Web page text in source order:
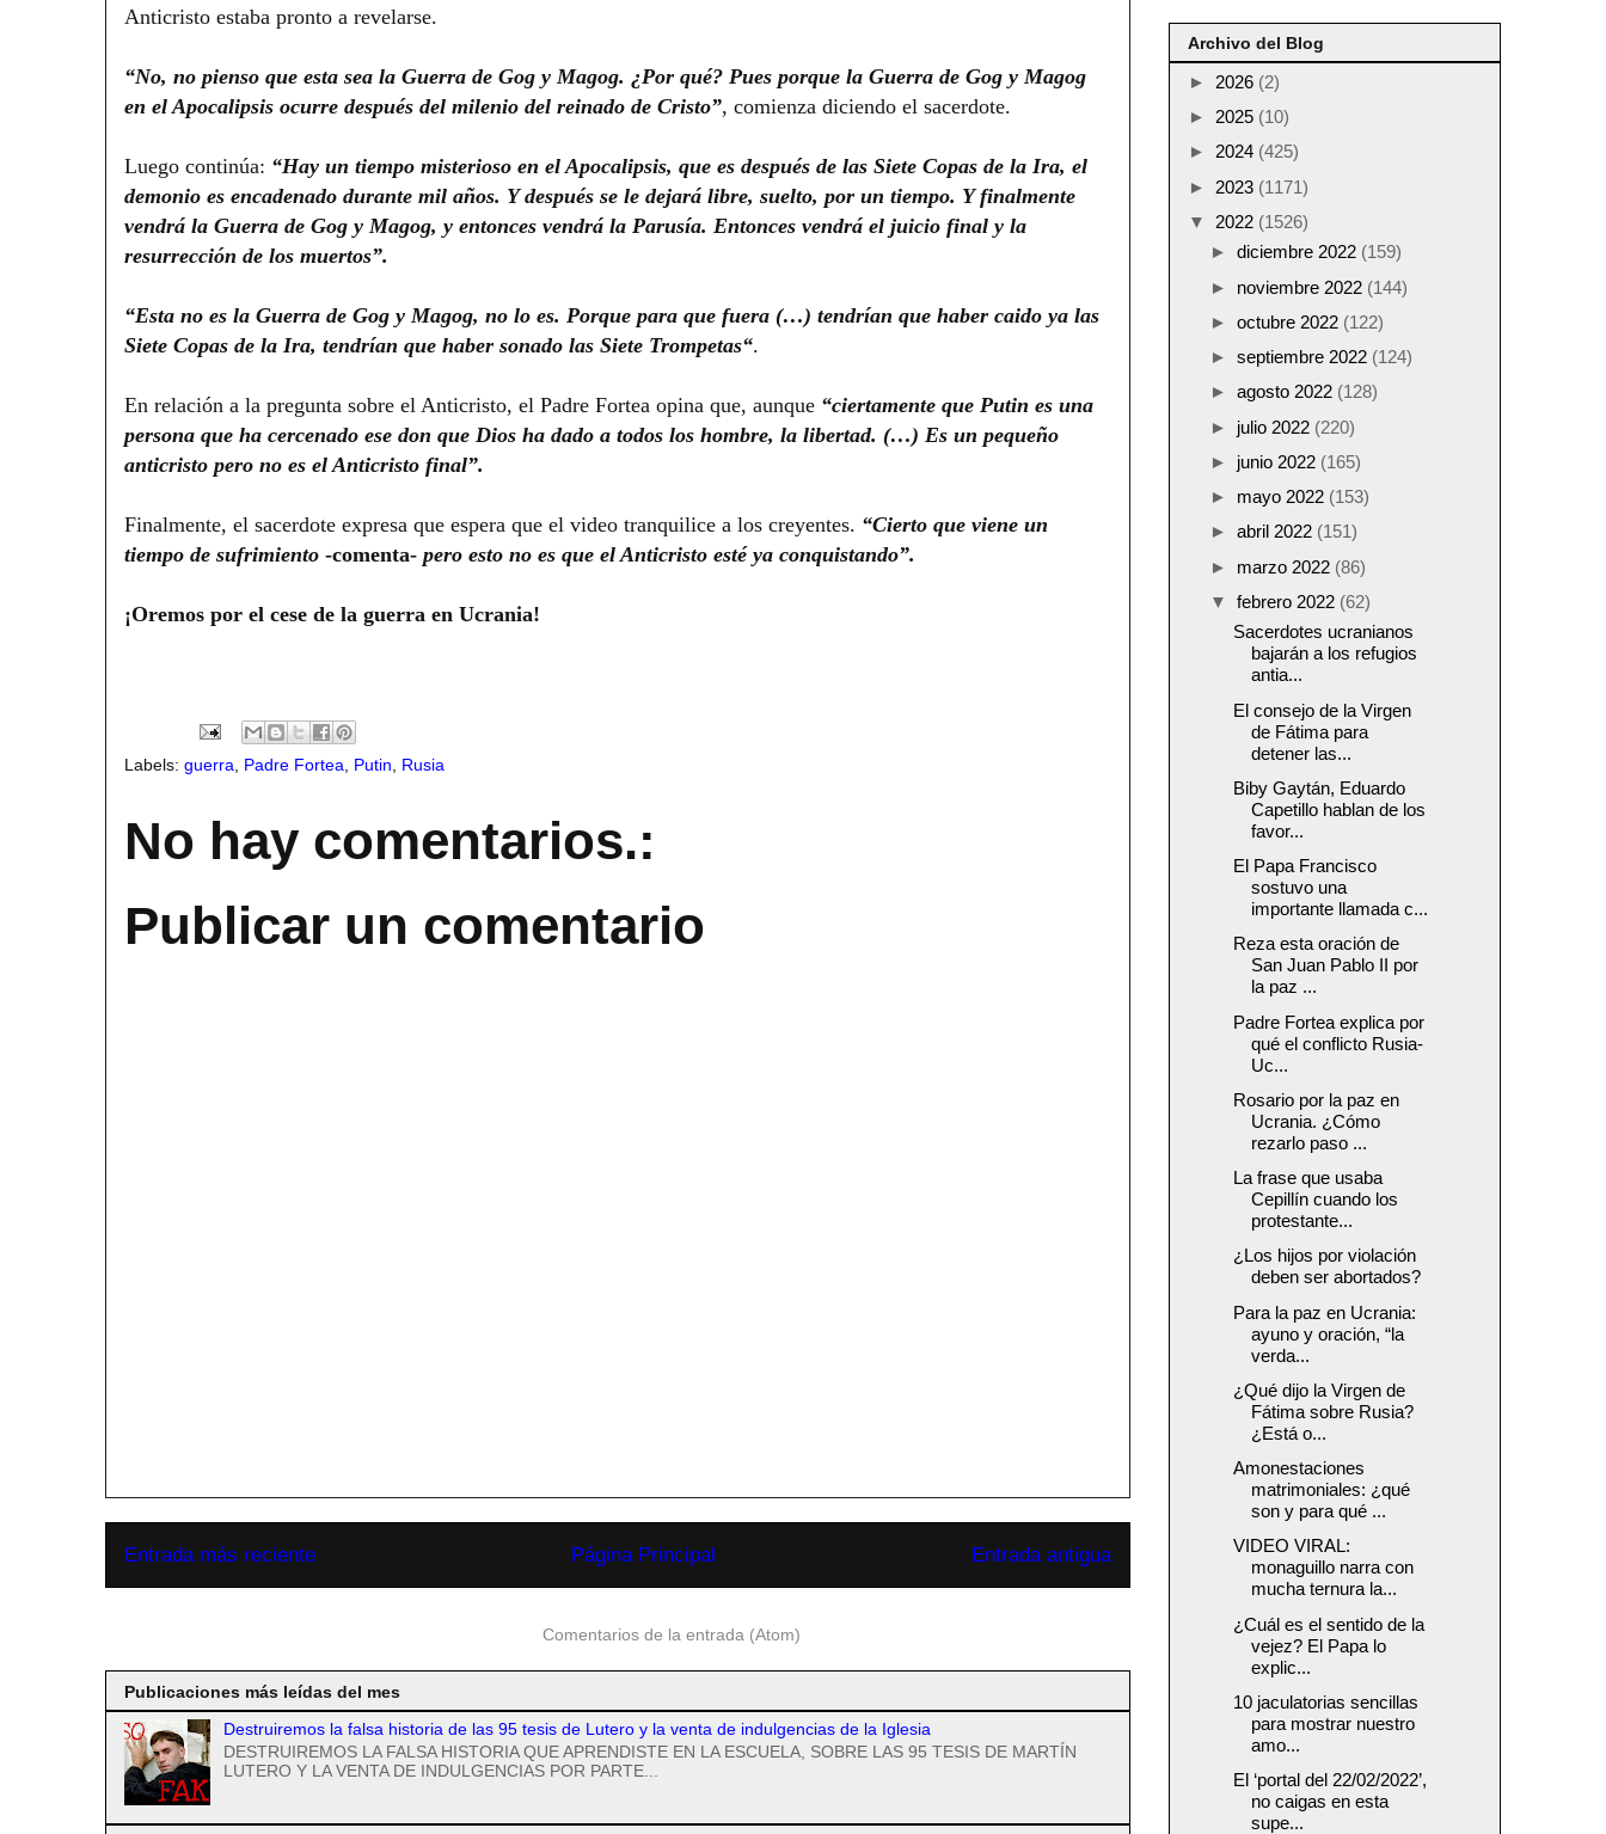
Anticristo estaba pronto a revelarse.
“No, no pienso que esta sea la Guerra de Gog y Magog. ¿Por qué? Pues porque la Guerra de Gog y Magog
en el Apocalipsis ocurre después del milenio del reinado de Cristo”, comienza diciendo el sacerdote.
Luego continúa: “Hay un tiempo misterioso en el Apocalipsis, que es después de las Siete Copas de la Ira, el
demonio es encadenado durante mil años. Y después se le dejará libre, suelto, por un tiempo. Y finalmente
vendrá la Guerra de Gog y Magog, y entonces vendrá la Parusía. Entonces vendrá el juicio final y la
resurrección de los muertos”.
“Esta no es la Guerra de Gog y Magog, no lo es. Porque para que fuera (…) tendrían que haber caido ya las
Siete Copas de la Ira, tendrían que haber sonado las Siete Trompetas“.
En relación a la pregunta sobre el Anticristo, el Padre Fortea opina que, aunque “ciertamente que Putin es una
persona que ha cercenado ese don que Dios ha dado a todos los hombre, la libertad. (…) Es un pequeño
anticristo pero no es el Anticristo final”.
Finalmente, el sacerdote expresa que espera que el video tranquilice a los creyentes. “Cierto que viene un
tiempo de sufrimiento -comenta- pero esto no es que el Anticristo esté ya conquistando”.
¡Oremos por el cese de la guerra en Ucrania!
Labels: guerra Padre Fortea Putin Rusia
No hay comentarios.:
Publicar un comentario
Entrada más reciente Entrada antigua
Página Principal
Comentarios de la entrada (Atom)
Publicaciones más leídas del mes
Destruiremos la falsa historia de las 95 tesis de Lutero y la venta de indulgencias de la Iglesia
DESTRUIREMOS LA FALSA HISTORIA QUE APRENDISTE EN LA ESCUELA, SOBRE LAS 95 TESIS DE MARTÍN
LUTERO Y LA VENTA DE INDULGENCIAS POR PARTE...
Archivo del Blog
► 2026 (2)
► 2025 (10)
► 2024 (425)
► 2023 (1171)
▼ 2022 (1526)
► diciembre 2022 (159)
► noviembre 2022 (144)
► octubre 2022 (122)
► septiembre 2022 (124)
► agosto 2022 (128)
► julio 2022 (220)
► junio 2022 (165)
► mayo 2022 (153)
► abril 2022 (151)
► marzo 2022 (86)
▼ febrero 2022 (62)
Sacerdotes ucranianos
bajarán a los refugios
antia...
El consejo de la Virgen
de Fátima para
detener las...
Biby Gaytán, Eduardo
Capetillo hablan de los
favor...
El Papa Francisco
sostuvo una
importante llamada c...
Reza esta oración de
San Juan Pablo II por
la paz ...
Padre Fortea explica por
qué el conflicto Rusia-
Uc...
Rosario por la paz en
Ucrania. ¿Cómo
rezarlo paso ...
La frase que usaba
Cepillín cuando los
protestante...
¿Los hijos por violación
deben ser abortados?
Para la paz en Ucrania:
ayuno y oración, “la
verda...
¿Qué dijo la Virgen de
Fátima sobre Rusia?
¿Está o...
Amonestaciones
matrimoniales: ¿qué
son y para qué ...
VIDEO VIRAL:
monaguillo narra con
mucha ternura la...
¿Cuál es el sentido de la
vejez? El Papa lo
explic...
10 jaculatorias sencillas
para mostrar nuestro
amo...
El ‘portal del 22/02/2022’,
no caigas en esta
supe...